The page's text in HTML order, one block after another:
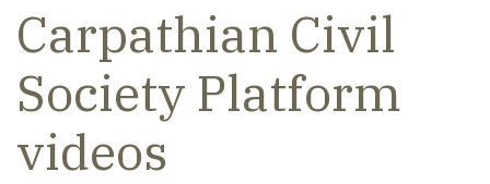
Carpathian Civil
Society Platform
videos